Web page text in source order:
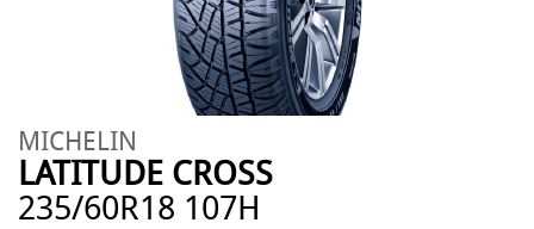
MICHELIN
LATITUDE CROSS
235/60R18 107H